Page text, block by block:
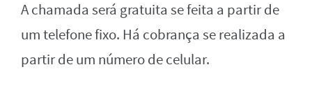
A chamada será gratuita se feita a partir de
um telefone fixo. Há cobrança se realizada a
partir de um número de celular.